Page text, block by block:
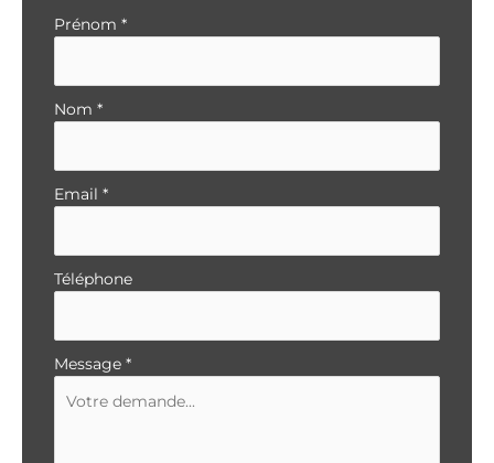
Formulaire
Prénom *
Nom *
Email *
Téléphone
Message *